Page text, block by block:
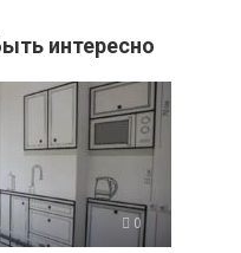
интересно
0